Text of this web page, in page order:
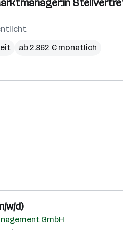
ab 2.362 € monatlich
w/d)
GmbH